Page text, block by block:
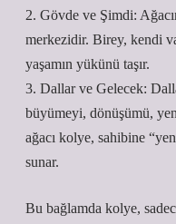
2. Gövde ve Şimdi:
merkezidir. Birey, kendi
yaşamın yükünü taşır.
3. Dallar ve Gelecek:
büyümeyi, dönüşümü,
ağacı kolye, sahibine
sunar.
Bu bağlamda kolye,